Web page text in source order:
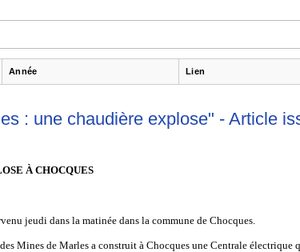
Année Lien
: une chaudière explose" - Article
À CHOCQUES
jeudi dans la matinée dans la commune de Chocques.
Mines de Marles a construit à Chocques une Centrale électrique